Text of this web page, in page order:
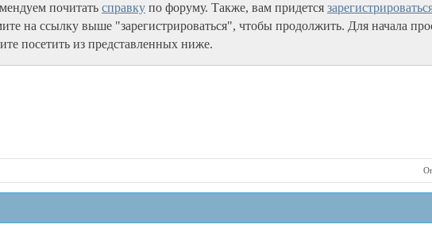
почитать справку по форуму. Также, вам придется
на ссылку выше "зарегистрироваться", чтобы продолжить. Для начала
посетить из представленных ниже.